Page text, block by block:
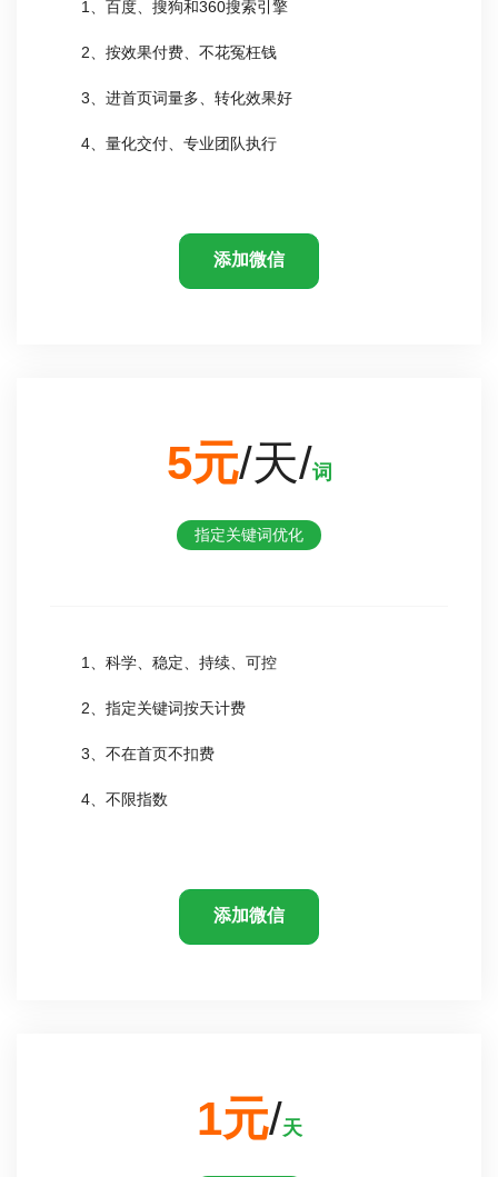
1、百度、搜狗和360搜索引擎
2、按效果付费、不花冤枉钱
3、进首页词量多、转化效果好
4、量化交付、专业团队执行
添加微信
5元/天/词
指定关键词优化
1、科学、稳定、持续、可控
2、指定关键词按天计费
3、不在首页不扣费
4、不限指数
添加微信
1元/天